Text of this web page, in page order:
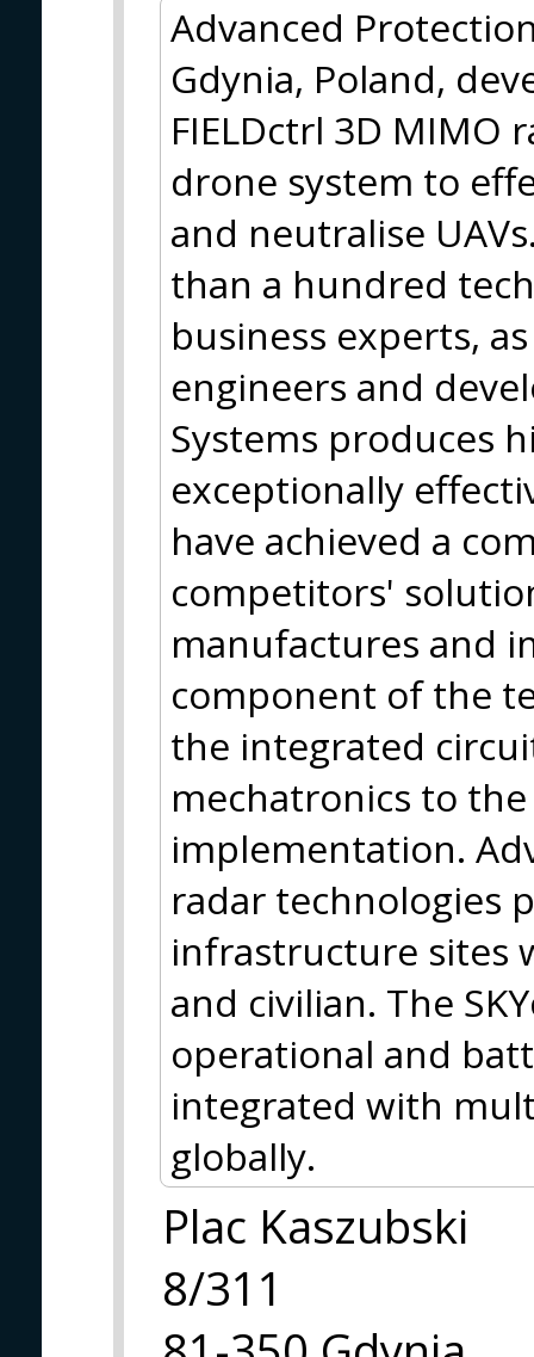
Advanced
Gdynia, Poland,
FIELDctrl 3D MIMO
drone system to
and neutralise
than a hundred
business experts,
engineers and
Systems produces
exceptionally
have achieved a
competitors'
manufactures and
component of the
the integrated
mechatronics to
implementation.
radar technologies
infrastructure sites
and civilian. The
operational and
integrated with
globally.
Plac Kaszubski
8/311